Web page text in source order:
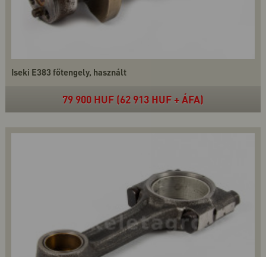
Iseki E383 főtengely, használt
79 900 HUF (62 913 HUF + ÁFA)